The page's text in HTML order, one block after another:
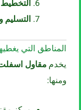
التسليم
المناطق التي
يخدم مقاول
ومنها: